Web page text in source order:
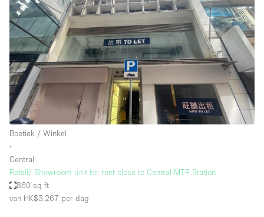
Boetiek / Winkel
∙
Central
Retail/ Showroom unit for rent close to Central MTR Station
860 sq ft
van HK$3,267 per dag